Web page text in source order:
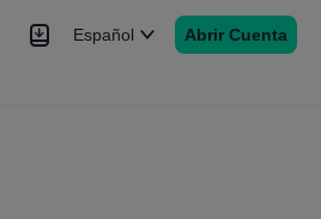
Español Abrir Cuenta